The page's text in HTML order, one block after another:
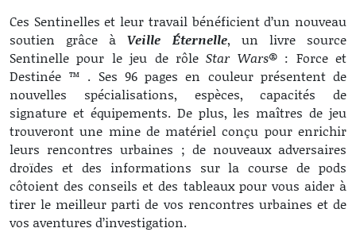
Ces Sentinelles et leur travail bénéficient d’un nouveau
soutien grâce àVeille Éternelle, un livre source
Sentinelle pour le jeu de rôleStar Wars® : Force et
Destinée ™ . Ses 96 pages en couleur présentent de
nouvelles spécialisations, espèces, capacités de
signature et équipements. De plus, les maîtres de jeu
trouveront une mine de matériel conçu pour enrichir
leurs rencontres urbaines ; de nouveaux adversaires
droïdes et des informations sur la course de pods
côtoient des conseils et des tableaux pour vous aider à
tirer le meilleur parti de vos rencontres urbaines et de
vos aventures d’investigation.